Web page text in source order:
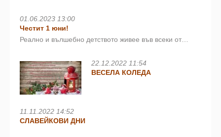
01.06.2023 13:00
Честит 1 юни!
Реално и вълшебно детството живее във всеки от…
22.12.2022 11:54
ВЕСЕЛА КОЛЕДА
11.11.2022 14:52
СЛАВЕЙКОВИ ДНИ